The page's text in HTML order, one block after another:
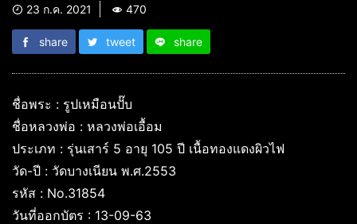
23 ก.ค. 2021 470
share tweet share
ชื่อพระ : รูปเหมือนปั๊บ
ชื่อหลวงพ่อ : หลวงพ่อเอื้อม
ประเภท : รุ่นเสาร์ 5 อายุ 105 ปี เนื้อทองแดงผิวไฟ
วัด-ปี : วัดบางเนียน พ.ศ.2553
รหัส : No.31854
วันที่ออกบัตร : 13-09-63